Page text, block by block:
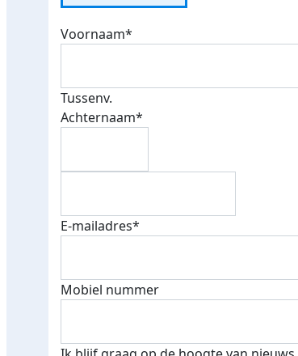
Voornaam*
Tussenv.
Achternaam*
E-mailadres*
Mobiel nummer